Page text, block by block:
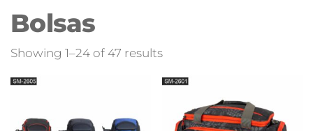
Bolsas
Showing 1–24 of 47 resultsSorted
latest